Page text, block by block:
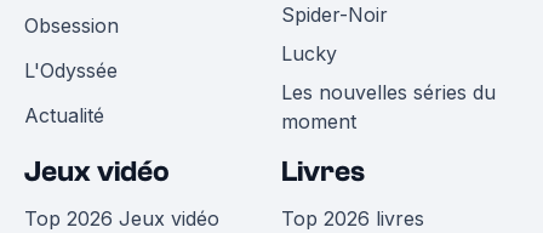
Obsession
L'Odyssée
Actualité
Spider-Noir
Lucky
Les nouvelles séries du
moment
Jeux vidéo
Top 2026 Jeux vidéo
Livres
Top 2026 livres